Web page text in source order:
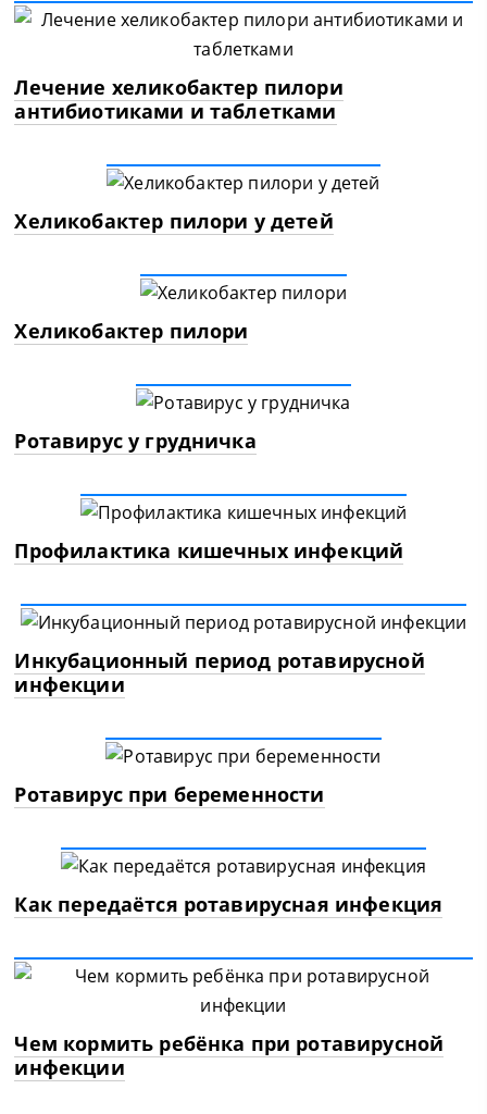
Лечение хеликобактер пилори
антибиотиками и таблетками
Хеликобактер пилори у детей
Хеликобактер пилори
Ротавирус у грудничка
Профилактика кишечных инфекций
Инкубационный период ротавирусной
инфекции
Ротавирус при беременности
Как передаётся ротавирусная инфекция
Чем кормить ребёнка при ротавирусной
инфекции